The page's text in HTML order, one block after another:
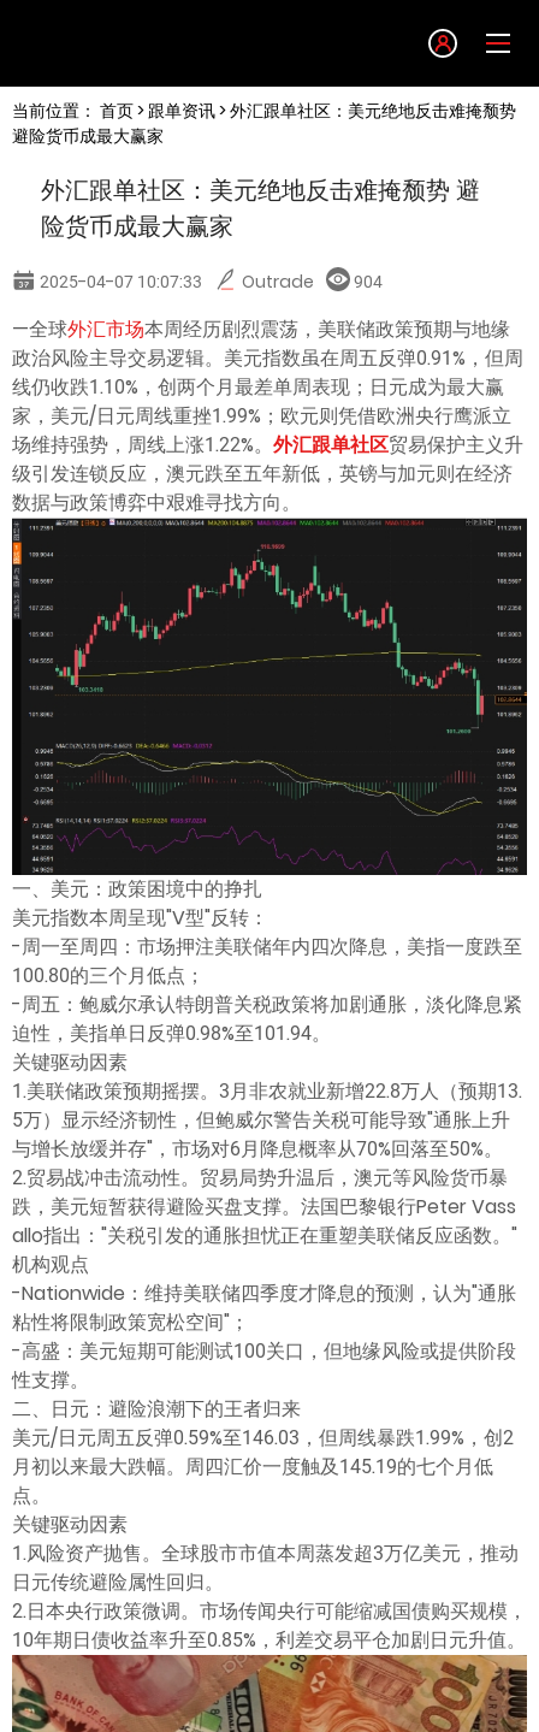
English
简体中文
한글
日本語
Tiếng việt
当前位置： 首页> 跟单资讯> 外汇跟单社区：美元绝地反击难掩颓势
避险货币成最大赢家
外汇跟单社区：美元绝地反击难掩颓势 避
险货币成最大赢家
2025-04-07 10:07:33 Outrade 904
—全球外汇市场本周经历剧烈震荡，美联储政策预期与地缘
政治风险主导交易逻辑。美元指数虽在周五反弹0.91%，但周
线仍收跌1.10%，创两个月最差单周表现；日元成为最大赢
家，美元/日元周线重挫1.99%；欧元则凭借欧洲央行鹰派立
场维持强势，周线上涨1.22%。 外汇跟单社区贸易保护主义升
级引发连锁反应，澳元跌至五年新低，英镑与加元则在经济
数据与政策博弈中艰难寻找方向。
一、美元：政策困境中的挣扎
美元指数本周呈现"V型"反转：
-周一至周四：市场押注美联储年内四次降息，美指一度跌至
100.80的三个月低点；
-周五：鲍威尔承认特朗普关税政策将加剧通胀，淡化降息紧
迫性，美指单日反弹0.98%至101.94。
关键驱动因素
1.美联储政策预期摇摆。3月非农就业新增22.8万人（预期13.
5万）显示经济韧性，但鲍威尔警告关税可能导致"通胀上升
与增长放缓并存"，市场对6月降息概率从70%回落至50%。
2.贸易战冲击流动性。贸易局势升温后，澳元等风险货币暴
跌，美元短暂获得避险买盘支撑。法国巴黎银行Peter Vass
allo指出："关税引发的通胀担忧正在重塑美联储反应函数。"
机构观点
-Nationwide：维持美联储四季度才降息的预测，认为"通胀
粘性将限制政策宽松空间"；
-高盛：美元短期可能测试100关口，但地缘风险或提供阶段
性支撑。
二、日元：避险浪潮下的王者归来
美元/日元周五反弹0.59%至146.03，但周线暴跌1.99%，创2
月初以来最大跌幅。周四汇价一度触及145.19的七个月低
点。
关键驱动因素
1.风险资产抛售。全球股市市值本周蒸发超3万亿美元，推动
日元传统避险属性回归。
2.日本央行政策微调。市场传闻央行可能缩减国债购买规模，
10年期日债收益率升至0.85%，利差交易平仓加剧日元升值。